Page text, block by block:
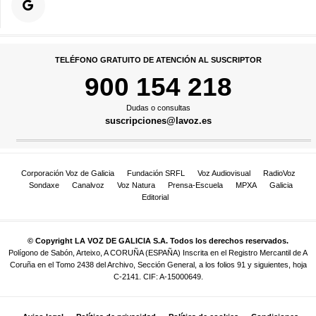
TELÉFONO GRATUITO DE ATENCIÓN AL SUSCRIPTOR
900 154 218
Dudas o consultas
suscripciones@lavoz.es
Corporación Voz de Galicia Fundación SRFL Voz Audiovisual
RadioVoz
Sondaxe
Canalvoz Voz Natura Prensa-Escuela MPXA
Galicia
Editorial
© Copyright LA VOZ DE GALICIA S.A. Todos los derechos reservados.
Polígono de Sabón, Arteixo, A CORUÑA (ESPAÑA) Inscrita en el Registro Mercantil de A
Coruña en el Tomo 2438 del Archivo, Sección General, a los folios 91 y siguientes, hoja
C-2141. CIF: A-15000649.